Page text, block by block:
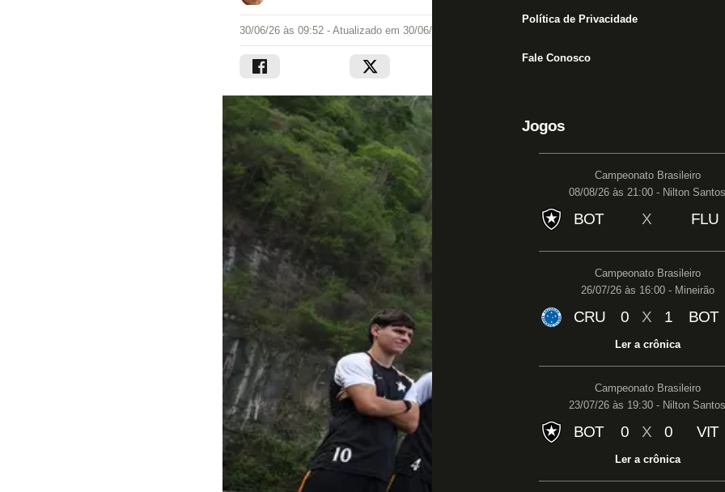
Política de Privacidade
Fale Conosco
Jogos
Campeonato Brasileiro
08/08/26 às 21:00 - Nilton Santos
BOT X FLU
Campeonato Brasileiro
26/07/26 às 16:00 - Mineirão
CRU 0 X 1 BOT
Ler a crônica
Campeonato Brasileiro
23/07/26 às 19:30 - Nilton Santos
BOT 0 X 0 VIT
Ler a crônica
30/06/26 às 09:52 - Atualizado em 30/06/26 às 09:52